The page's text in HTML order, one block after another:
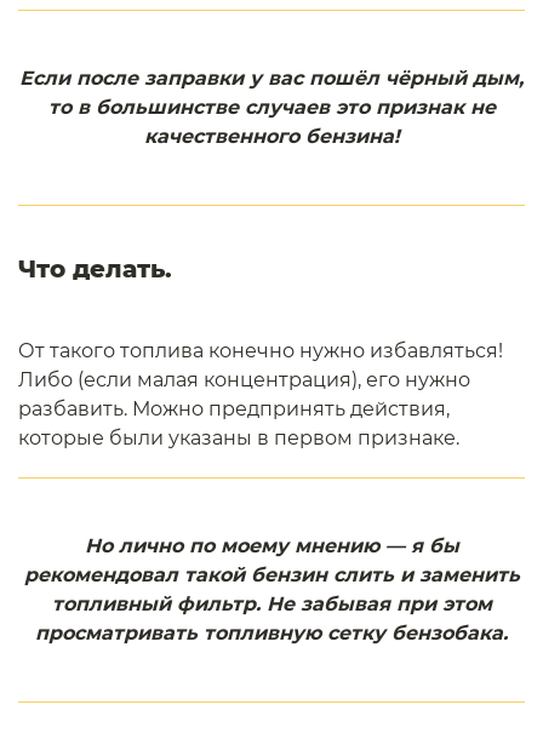
Если после заправки у вас пошёл чёрный дым,
то в большинстве случаев это признак не
качественного бензина!
Что делать.
От такого топлива конечно нужно избавляться!
Либо (если малая концентрация), его нужно
разбавить. Можно предпринять действия,
которые были указаны в первом признаке.
Но лично по моему мнению — я бы
рекомендовал такой бензин слить и заменить
топливный фильтр. Не забывая при этом
просматривать топливную сетку бензобака.